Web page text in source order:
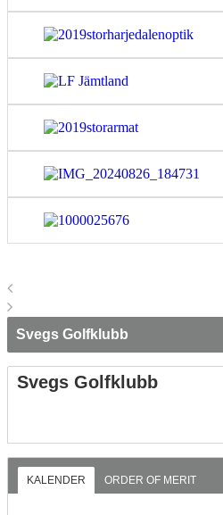
Svegs Golfklubb
Svegs Golfklubb
KALENDER ORDER OF MERIT